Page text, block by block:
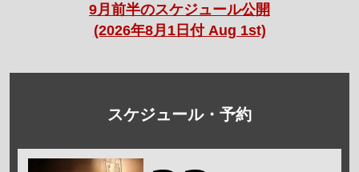
9月前半のスケジュール公開
(2026年8月1日付 Aug 1st)
スケジュール・予約